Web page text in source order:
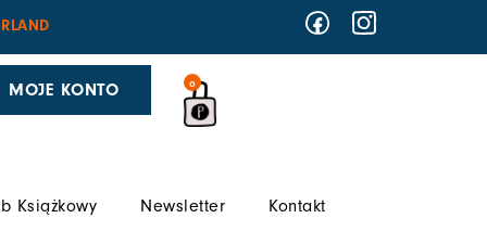
MOJE KONTO 0
Książkowy Newsletter Kontakt